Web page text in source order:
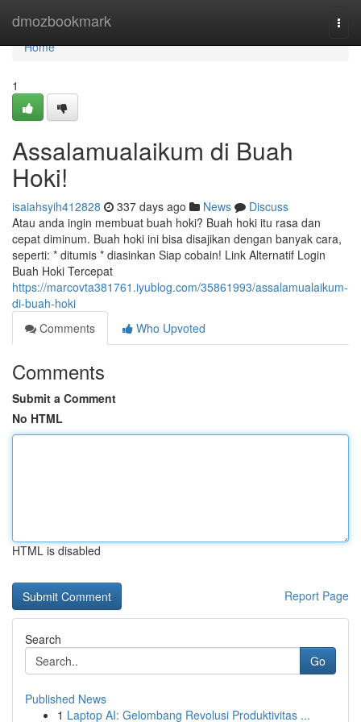
dmozbookmark
Home
Home
1
Assalamualaikum di Buah
Hoki!
isaiahsyih412828 337 days ago News
Discuss
Atau anda ingin membuat buah hoki? Buah hoki itu rasa dan
cepat diminum. Buah hoki ini bisa disajikan dengan banyak cara,
seperti: * ditumis * diasinkan Siap cobain! Link Alternatif Login
Buah Hoki Tercepat
https://marcovta381761.iyublog.com/35861993/assalamualaikum-
di-buah-hoki
Comments
Who Upvoted
Comments
Submit a Comment
No HTML
HTML is disabled
Report Page
Search
Go
Published News
1 Laptop AI: Gelombang Revolusi Produktivitas ...